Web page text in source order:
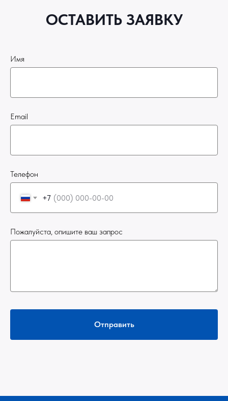
ОСТАВИТЬ ЗАЯВКУ
Имя
Email
Телефон
+7
Пожалуйста, опишите ваш запрос
Отправить